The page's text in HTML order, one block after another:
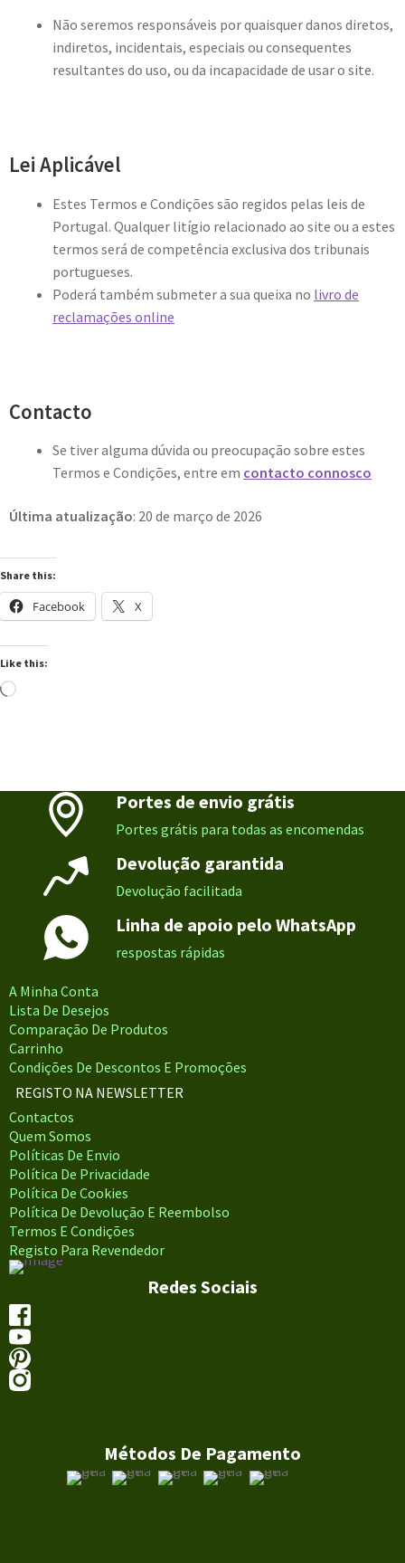
Não seremos responsáveis por quaisquer danos diretos,
indiretos, incidentais, especiais ou consequentes
resultantes do uso, ou da incapacidade de usar o site.
Lei Aplicável
Estes Termos e Condições são regidos pelas leis de
Portugal. Qualquer litígio relacionado ao site ou a estes
termos será de competência exclusiva dos tribunais
portugueses.
Poderá também submeter a sua queixa no livro de
reclamações online
Contacto
Se tiver alguma dúvida ou preocupação sobre estes
Termos e Condições, entre em contacto connosco
Última atualização: 20 de março de 2026
Share this:
Facebook X
Like this:
Loading…
Portes de envio grátis
Portes grátis para todas as encomendas
Devolução garantida
Devolução facilitada
Linha de apoio pelo WhatsApp
respostas rápidas
A Minha Conta
Lista De Desejos
Comparação De Produtos
Carrinho
Condições De Descontos E Promoções
REGISTO NA NEWSLETTER
Contactos
Quem Somos
Políticas De Envio
Política De Privacidade
Política De Cookies
Política De Devolução E Reembolso
Termos E Condições
Registo Para Revendedor
Redes Sociais
Métodos De Pagamento